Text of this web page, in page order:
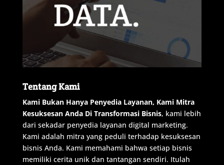
Tentang Kami
Kami Bukan Hanya Penyedia Layanan, Kami Mitra
Kesuksesan Anda Di Transformasi Bisnis, kami lebih
dari sekadar penyedia layanan digital marketing.
Kami adalah mitra yang peduli terhadap kesuksesan
bisnis Anda. Kami memahami bahwa setiap bisnis
memiliki cerita unik dan tantangan sendiri. Itulah